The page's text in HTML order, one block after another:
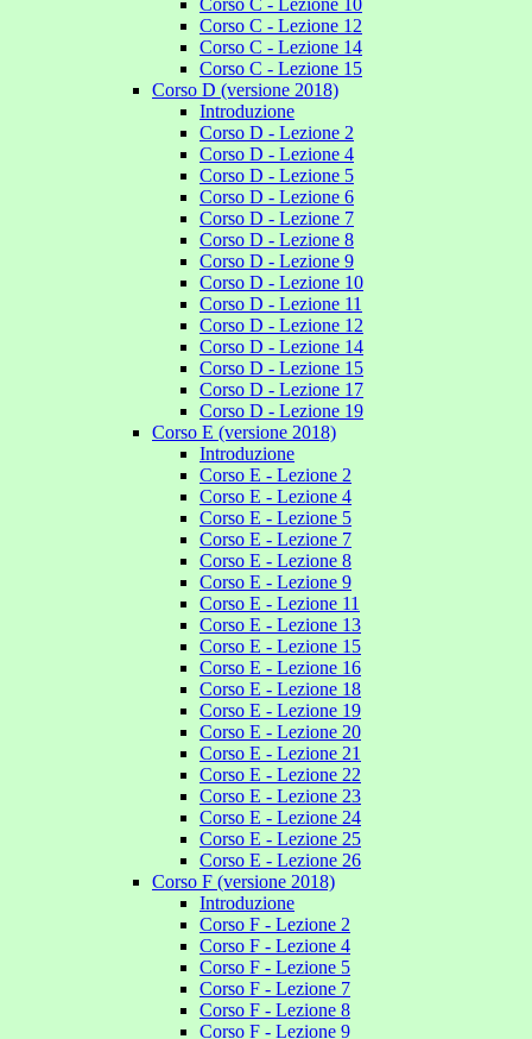
Corso C - Lezione 10
Corso C - Lezione 12
Corso C - Lezione 14
Corso C - Lezione 15
Corso D (versione 2018)
Introduzione
Corso D - Lezione 2
Corso D - Lezione 4
Corso D - Lezione 5
Corso D - Lezione 6
Corso D - Lezione 7
Corso D - Lezione 8
Corso D - Lezione 9
Corso D - Lezione 10
Corso D - Lezione 11
Corso D - Lezione 12
Corso D - Lezione 14
Corso D - Lezione 15
Corso D - Lezione 17
Corso D - Lezione 19
Corso E (versione 2018)
Introduzione
Corso E - Lezione 2
Corso E - Lezione 4
Corso E - Lezione 5
Corso E - Lezione 7
Corso E - Lezione 8
Corso E - Lezione 9
Corso E - Lezione 11
Corso E - Lezione 13
Corso E - Lezione 15
Corso E - Lezione 16
Corso E - Lezione 18
Corso E - Lezione 19
Corso E - Lezione 20
Corso E - Lezione 21
Corso E - Lezione 22
Corso E - Lezione 23
Corso E - Lezione 24
Corso E - Lezione 25
Corso E - Lezione 26
Corso F (versione 2018)
Introduzione
Corso F - Lezione 2
Corso F - Lezione 4
Corso F - Lezione 5
Corso F - Lezione 7
Corso F - Lezione 8
Corso F - Lezione 9